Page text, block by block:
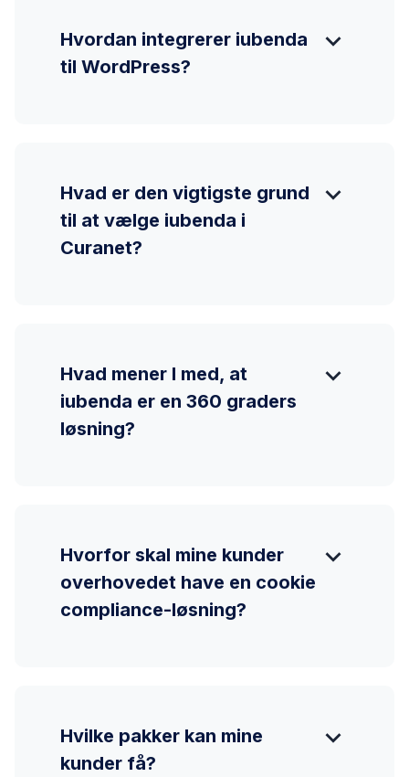
Hvordan integrerer iubenda
til WordPress?
expand_more
Hvad er den vigtigste grund
til at vælge iubenda i
Curanet?
expand_more
Hvad mener I med, at
iubenda er en 360 graders
løsning?
expand_more
Hvorfor skal mine kunder
overhovedet have en cookie
compliance-løsning?
expand_more
Hvilke pakker kan mine
kunder få?
expand_more